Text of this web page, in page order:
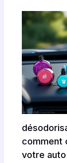
comment
votre auto